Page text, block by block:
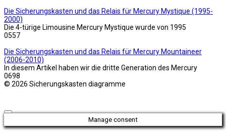
Die Sicherungskasten und das Relais für Mercury Mystique (1995-
2000)
Die 4-türige Limousine Mercury Mystique wurde von 1995
0557
Die Sicherungskasten und das Relais für Mercury Mountaineer
(2006-2010)
In diesem Artikel haben wir die dritte Generation des Mercury
0698
© 2026 Sicherungskasten diagramme
Manage consent